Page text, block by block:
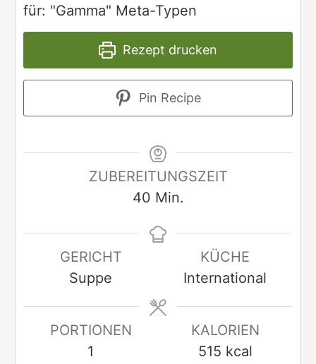
für: "Gamma" Meta-Typen
Rezept drucken
Pin Recipe
ZUBEREITUNGSZEIT
40 Min.
GERICHT
Suppe
KÜCHE
International
PORTIONEN
1
KALORIEN
515 kcal